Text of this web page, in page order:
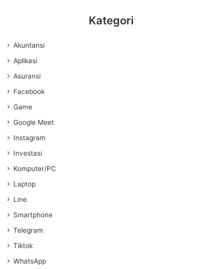
Kategori
Akuntansi
Aplikasi
Asuransi
Facebook
Game
Google Meet
Instagram
Investasi
Komputer/PC
Laptop
Line
Smartphone
Telegram
Tiktok
WhatsApp